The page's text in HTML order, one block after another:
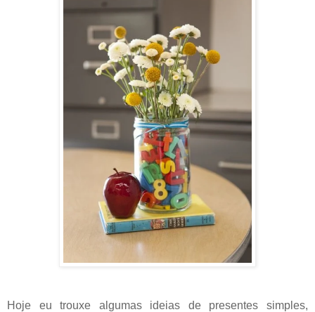
Hoje eu trouxe algumas ideias de presentes simples,